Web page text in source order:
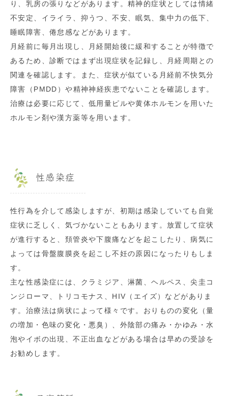
り、乳房の張りなどがあります。精神的症状としては情緒
不安定、イライラ、抑うつ、不安、眠気、集中力の低下、
睡眠障害、倦怠感などがあります。
月経前に毎月出現し、月経開始後に緩和することが特徴で
あるため、診断ではまず出現症状を記録し、月経周期との
関連を確認します。また、症状が似ている月経前不快気分
障害（ PMDD ）や精神神経疾患でないことを確認します。
治療は必要に応じて、低用量ピルや黄体ホルモンを用いた
ホルモン剤や漢方薬等を用います。
性感染症
性行為を介して感染しますが、初期は感染していても自覚
症状に乏しく、気づかないこともあります。放置して症状
が進行すると、頚管炎や下腹痛などを起こしたり、病気に
よっては骨盤腹膜炎を起こし不妊の原因になったりもしま
す。
主な性感染症には、クラミジア、淋菌、ヘルペス、尖圭コ
ンジローマ、トリコモナス、HIV（エイズ）などがありま
す。治療法は病状によって様々です。おりものの変化（量
の増加・色味の変化・悪臭）、外陰部の痛み・かゆみ・水
泡やイボの出現、不正出血などがある場合は早めの受診を
お勧めします。